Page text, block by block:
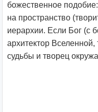
божественное
на пространство
иерархии. Если Бог (с
архитектор Вселенной,
судьбы и творец